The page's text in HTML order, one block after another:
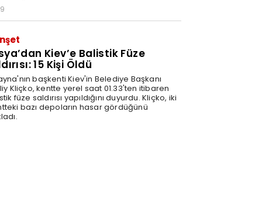
Kiev’e Balistik Füze
15 Kişi Öldü
başkenti Kiev'in Belediye Başkanı
Kliçko, kentte yerel saat 01.33'ten itibaren
füze saldırısı yapıldığını duyurdu. Kliçko, iki
bazı depoların hasar gördüğünü